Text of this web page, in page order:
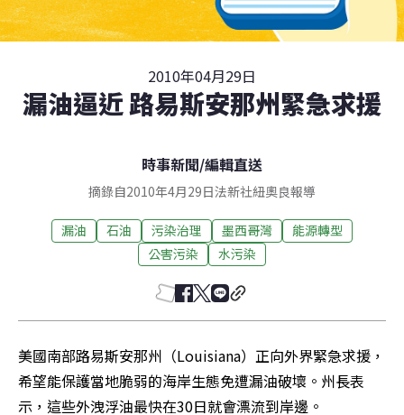
2010年04月29日
漏油逼近 路易斯安那州緊急求援
時事新聞/編輯直送
摘錄自2010年4月29日法新社紐奧良報導
漏油 石油 污染治理 墨西哥灣
能源轉型
公害污染
水污染
美國南部路易斯安那州（Louisiana）正向外界緊急求援，
希望能保護當地脆弱的海岸生態免遭漏油破壞。州長表
示，這些外洩浮油最快在30日就會漂流到岸邊。